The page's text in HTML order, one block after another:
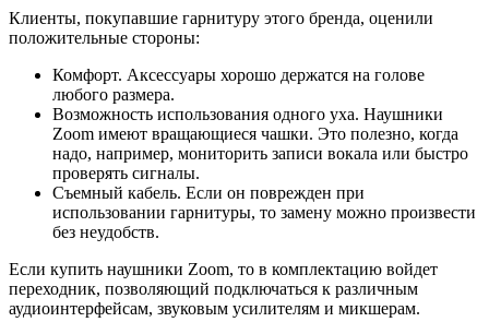
Клиенты, покупавшие гарнитуру этого бренда, оценили
положительные стороны:
Комфорт. Аксессуары хорошо держатся на голове
любого размера.
Возможность использования одного уха. Наушники
Zoom имеют вращающиеся чашки. Это полезно, когда
надо, например, мониторить записи вокала или быстро
проверять сигналы.
Съемный кабель. Если он поврежден при
использовании гарнитуры, то замену можно произвести
без неудобств.
Если купить наушники Zoom, то в комплектацию войдет
переходник, позволяющий подключаться к различным
аудиоинтерфейсам, звуковым усилителям и микшерам.